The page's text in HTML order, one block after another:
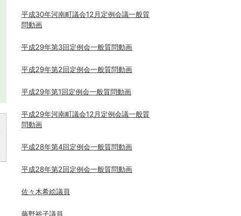
平成30年河南町議会12月定例会議一般質
問動画
平成29年第3回定例会一般質問動画
平成29年第2回定例会一般質問動画
平成29年第1回定例会一般質問動画
平成29年河南町議会12月定例会議一般質
問動画
平成28年第4回定例会一般質問動画
平成28年第2回定例会一般質問動画
佐々木希絵議員
藤野裕子議員